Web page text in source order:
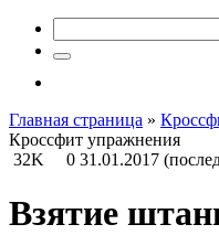
Главная страница »
Кроссфит упражнения
32K
0 31.01.2017
Взятие